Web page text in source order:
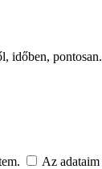
időben, pontosan.
Az adataim